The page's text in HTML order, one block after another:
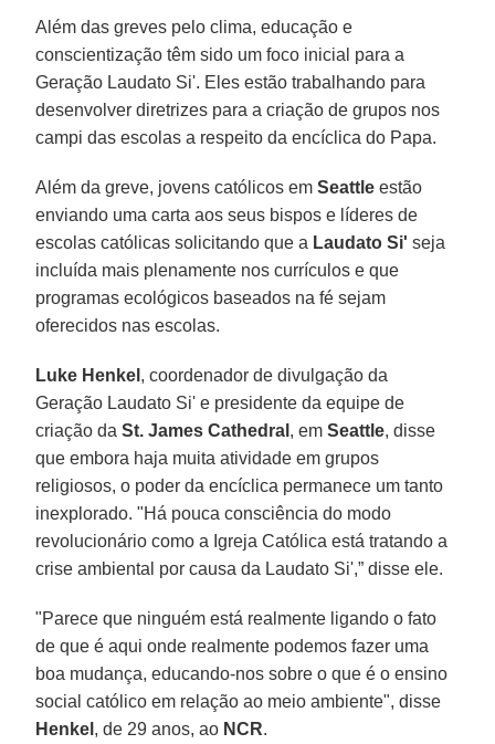
Além das greves pelo clima, educação e
conscientização têm sido um foco inicial para a
Geração Laudato Si'. Eles estão trabalhando para
desenvolver diretrizes para a criação de grupos nos
campi das escolas a respeito da encíclica do Papa.
Além da greve, jovens católicos emSeattle estão
enviando uma carta aos seus bispos e líderes de
escolas católicas solicitando que a Laudato Si' seja
incluída mais plenamente nos currículos e que
programas ecológicos baseados na fé sejam
oferecidos nas escolas.
Luke Henkel , coordenador de divulgação da
Geração Laudato Si' e presidente da equipe de
criação daSt. James Cathedral , emSeattle, disse
que embora haja muita atividade em grupos
religiosos, o poder da encíclica permanece um tanto
inexplorado. "Há pouca consciência do modo
revolucionário como a Igreja Católica está tratando a
crise ambiental por causa da Laudato Si',” disse ele.
"Parece que ninguém está realmente ligando o fato
de que é aqui onde realmente podemos fazer uma
boa mudança, educando-nos sobre o que é o ensino
social católico em relação ao meio ambiente", disse
Henkel , de 29 anos, ao NCR.